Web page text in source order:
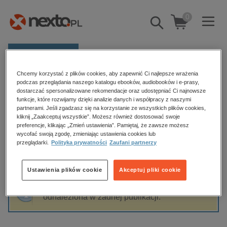
Pokaż/schowaj
wyszukiwarkę
0
Kategorie
Zobacz wszystkie E-prasa
budownictwo, aranżacja wnętrz
biznesowe, branżowe, gospodarka
dzienniki
edukacja
hobby, sport, rozrywka
komputery, internet, technologie, informatyka
Strona główna Paulina Mincewicz
Paulina Mincewicz
Sortowanie Filtrowanie
odnaleziona w żadnej publikacji.
Chcemy korzystać z plików cookies, aby zapewnić Ci najlepsze wrażenia
podczas przeglądania naszego katalogu ebooków, audiobooków i e-prasy,
dostarczać spersonalizowane rekomendacje oraz udostępniać Ci najnowsze
funkcje, które rozwijamy dzięki analizie danych i współpracy z naszymi
partnerami. Jeśli zgadzasz się na korzystanie ze wszystkich plików cookies,
kliknij „Zaakceptuj wszystkie”. Możesz również dostosować swoje
preferencje, klikając „Zmień ustawienia”. Pamiętaj, że zawsze możesz
wycofać swoją zgodę, zmieniając ustawienia cookies lub
przeglądarki.
Polityka prywatności Zaufani partnerzy
Akceptuj pliki cookie
Ustawienia plików cookie